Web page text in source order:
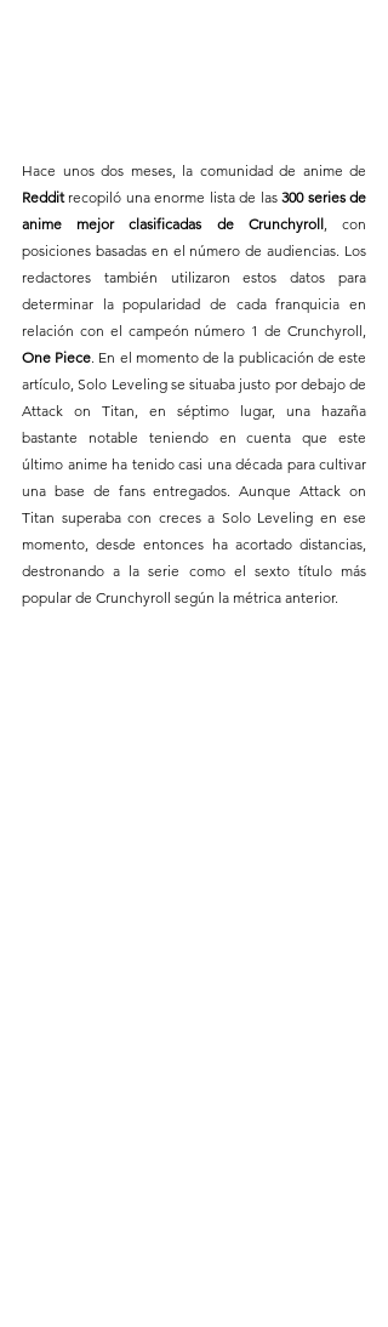
Hace unos dos meses, la comunidad de anime de
Reddit recopiló una enorme lista de las 300 series de
anime mejor clasificadas de Crunchyroll, con
posiciones basadas en el número de audiencias. Los
redactores también utilizaron estos datos para
determinar la popularidad de cada franquicia en
One Piece . En el momento de la publicación de este
artículo, Solo Leveling se situaba justo por debajo de
Attack on Titan, en séptimo lugar, una hazaña
bastante notable teniendo en cuenta que este
último anime ha tenido casi una década para cultivar
una base de fans entregados. Aunque Attack on
Titan superaba con creces a Solo Leveling en ese
momento, desde entonces ha acortado distancias,
destronando a la serie como el sexto título más
popular de Crunchyroll según la métrica anterior.